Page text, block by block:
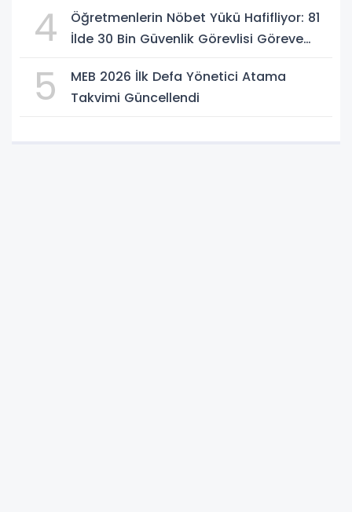
4
Öğretmenlerin Nöbet Yükü Hafifliyor: 81
İlde 30 Bin Güvenlik Görevlisi Göreve
5
MEB 2026 İlk Defa Yönetici Atama
Takvimi Güncellendi